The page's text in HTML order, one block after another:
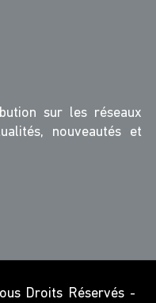
sur les réseaux
nouveautés et
Droits Réservés -